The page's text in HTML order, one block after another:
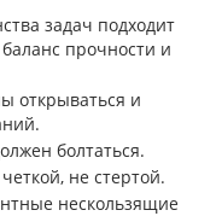
задач подходит
прочности и
открываться и
болтаться.
не стертой.
нескользящие